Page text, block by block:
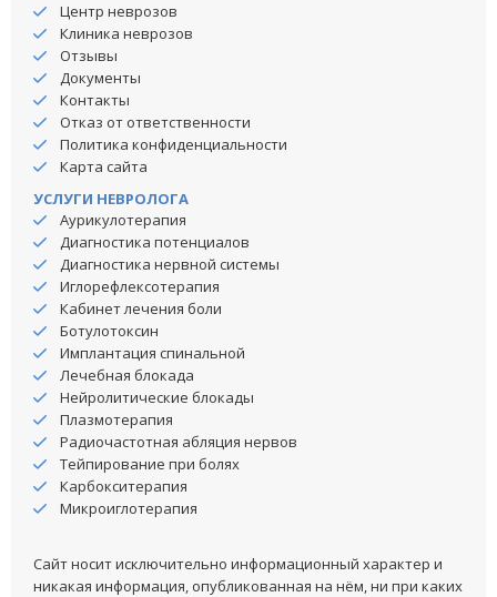
Центр неврозов
Клиника неврозов
Отзывы
Документы
Контакты
Отказ от ответственности
Политика конфиденциальности
Карта сайта
УСЛУГИ НЕВРОЛОГА
Аурикулотерапия
Диагностика потенциалов
Диагностика нервной системы
Иглорефлексотерапия
Кабинет лечения боли
Ботулотоксин
Имплантация спинальной
Лечебная блокада
Нейролитические блокады
Плазмотерапия
Радиочастотная абляция нервов
Тейпирование при болях
Карбокситерапия
Микроиглотерапия
Сайт носит исключительно информационный характер и
никакая информация, опубликованная на нём, ни при каких